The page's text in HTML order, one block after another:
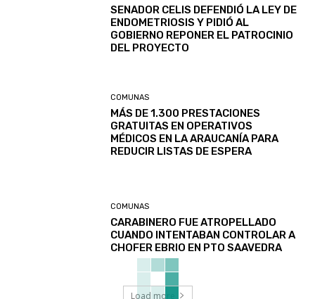
SENADOR CELIS DEFENDIÓ LA LEY DE
ENDOMETRIOSIS Y PIDIÓ AL
GOBIERNO REPONER EL PATROCINIO
DEL PROYECTO
COMUNAS
MÁS DE 1.300 PRESTACIONES
GRATUITAS EN OPERATIVOS
MÉDICOS EN LA ARAUCANÍA PARA
REDUCIR LISTAS DE ESPERA
COMUNAS
CARABINERO FUE ATROPELLADO
CUANDO INTENTABAN CONTROLAR A
CHOFER EBRIO EN PTO SAAVEDRA
Load more